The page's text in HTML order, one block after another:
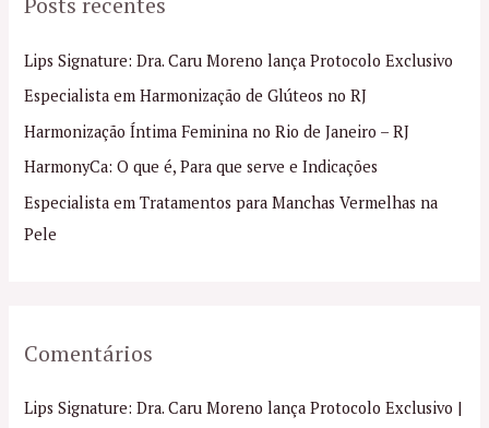
u
s
a
r
p
o
r
Lips Signature: Dra. Caru Moreno lança Protocolo Exclusivo
Especialista em Harmonização de Glúteos no RJ
Harmonização Íntima Feminina no Rio de Janeiro – RJ
HarmonyCa: O que é, Para que serve e Indicações
Especialista em Tratamentos para Manchas Vermelhas na
Pele
Comentários
Lips Signature: Dra. Caru Moreno lança Protocolo Exclusivo |